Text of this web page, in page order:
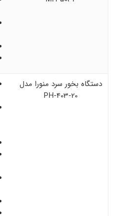
دستگاه بخور سرد منورا مدل
PH-403-20